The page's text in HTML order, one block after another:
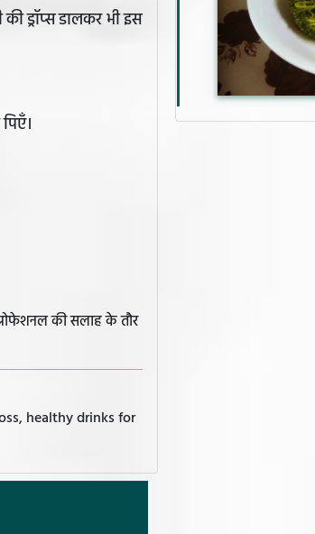
ड्रॉप्स डालकर भी इस
की सलाह के तौर
healthy drinks for